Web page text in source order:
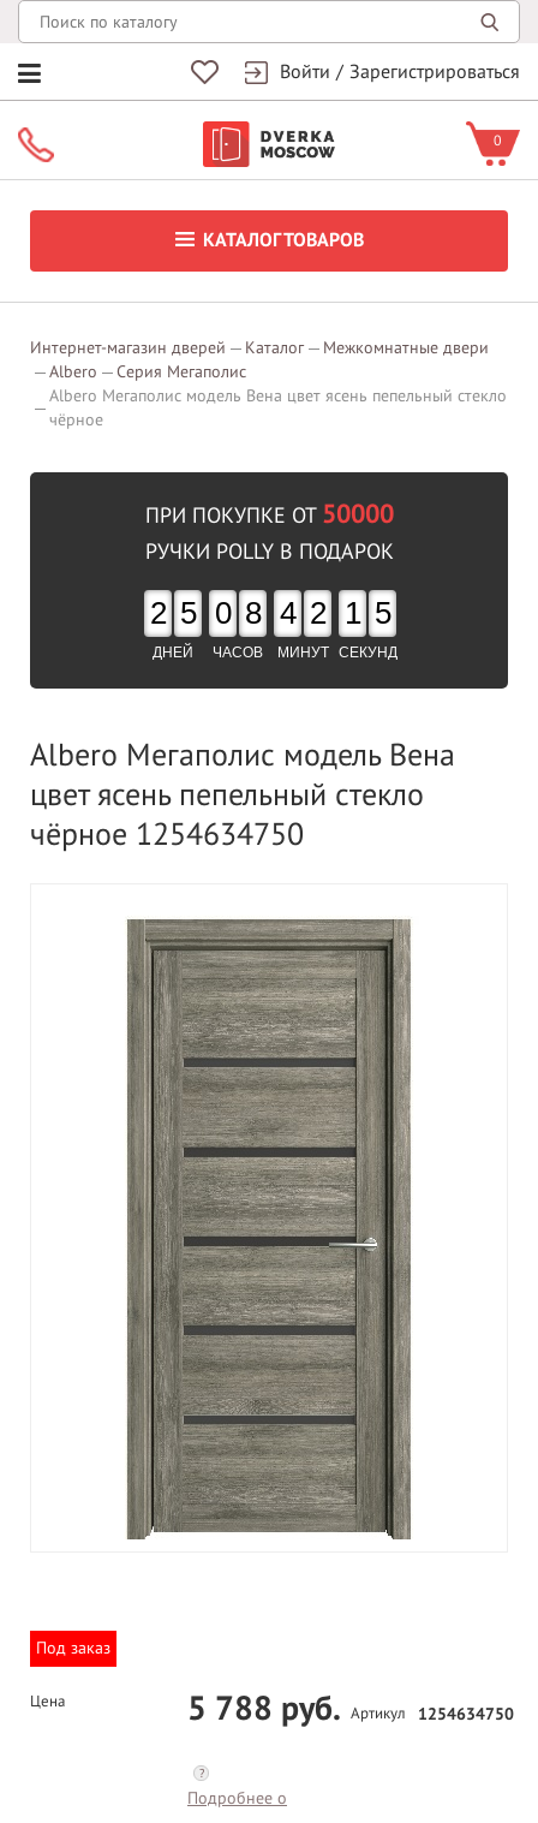
Войти / Зарегистрироваться
0
КАТАЛОГ ТОВАРОВ
Интернет-магазин дверей Каталог
Межкомнатные двери
Albero
Серия Мегаполис
Albero Мегаполис модель Вена цвет ясень пепельный стекло
чёрное
ПРИ ПОКУПКЕ ОТ 50000
РУЧКИ POLLY В ПОДАРОК
2 5
ДНЕЙ
0 8
ЧАСОВ
4 2
МИНУТ
1 4
СЕКУНД
Albero Мегаполис модель Вена
цвет ясень пепельный стекло
чёрное 1254634750
Под заказ
Цена 5 788 руб.
?
Подробнее о
Артикул 1254634750